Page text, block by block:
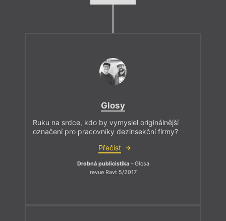
Glosy
Ruku na srdce, kdo by vymyslel originálnější
označení pro pracovníky dezinsekční firmy?
Přečíst
Drobná publicistika– Glosa
revue Ravt 5/2017